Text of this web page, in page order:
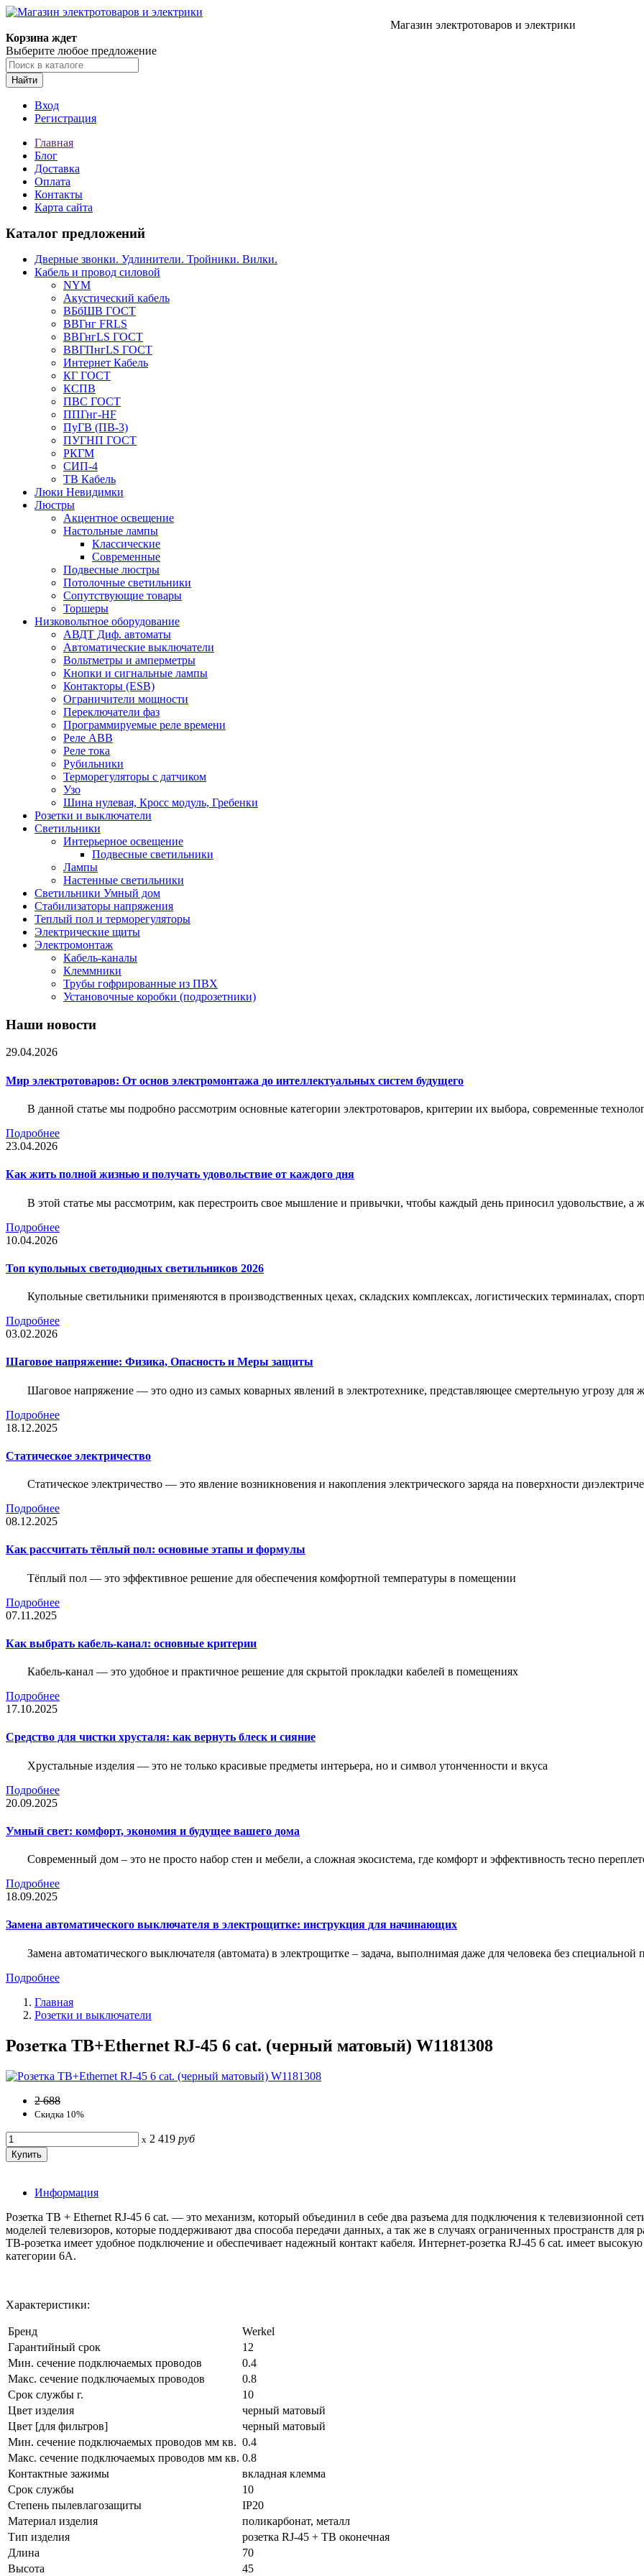
Магазин электротоваров и электрики
Корзина ждет
Выберите любое предложение
Найти
Вход
Регистрация
Главная
Блог
Доставка
Оплата
Контакты
Карта сайта
Каталог предложений
Дверные звонки. Удлинители. Тройники. Вилки.
Кабель и провод силовой
NYM
Акустический кабель
ВБбШВ ГОСТ
ВВГнг FRLS
ВВГнгLS ГОСТ
ВВГПнгLS ГОСТ
Интернет Кабель
КГ ГОСТ
КСПВ
ПВС ГОСТ
ППГнг-HF
ПуГВ (ПВ-3)
ПУГНП ГОСТ
РКГМ
СИП-4
ТВ Кабель
Люки Невидимки
Люстры
Акцентное освещение
Настольные лампы
Классические
Современные
Подвесные люстры
Потолочные светильники
Сопутствующие товары
Торшеры
Низковольтное оборудование
АВДT Диф. автоматы
Автоматические выключатели
Вольтметры и амперметры
Кнопки и сигнальные лампы
Контакторы (ESB)
Ограничители мощности
Переключатели фаз
Программируемые реле времени
Реле ABB
Реле тока
Рубильники
Терморегуляторы с датчиком
Узо
Шина нулевая, Кросс модуль, Гребенки
Розетки и выключатели
Светильники
Интерьерное освещение
Подвесные светильники
Лампы
Настенные светильники
Светильники Умный дом
Стабилизаторы напряжения
Теплый пол и терморегуляторы
Электрические щиты
Электромонтаж
Кабель-каналы
Клеммники
Трубы гофрированные из ПВХ
Установочные коробки (подрозетники)
Наши новости
29.04.2026
Мир электротоваров: От основ электромонтажа до интеллектуальных систем будущего
В данной статье мы подробно рассмотрим основные категории электротоваров, критерии их выбора, современные
Подробнее
23.04.2026
Как жить полной жизнью и получать удовольствие от каждого дня
В этой статье мы рассмотрим, как перестроить свое мышление и привычки, чтобы каждый день приносил удовольствие, а
Подробнее
10.04.2026
Топ купольных светодиодных светильников 2026
Купольные светильники применяются в производственных цехах, складских комплексах, логистических терминалах,
Подробнее
03.02.2026
Шаговое напряжение: Физика, Опасность и Меры защиты
Шаговое напряжение — это одно из самых коварных явлений в электротехнике, представляющее смертельную угрозу для
Подробнее
18.12.2025
Статическое электричество
Статическое электричество — это явление возникновения и накопления электрического заряда на поверхности
Подробнее
08.12.2025
Как рассчитать тёплый пол: основные этапы и формулы
Тёплый пол — это эффективное решение для обеспечения комфортной температуры в помещении
Подробнее
07.11.2025
Как выбрать кабель-канал: основные критерии
Кабель-канал — это удобное и практичное решение для скрытой прокладки кабелей в помещениях
Подробнее
17.10.2025
Средство для чистки хрусталя: как вернуть блеск и сияние
Хрустальные изделия — это не только красивые предметы интерьера, но и символ утонченности и вкуса
Подробнее
20.09.2025
Умный свет: комфорт, экономия и будущее вашего дома
Современный дом – это не просто набор стен и мебели, а сложная экосистема, где комфорт и эффективность тесно
Подробнее
18.09.2025
Замена автоматического выключателя в электрощитке: инструкция для начинающих
Замена автоматического выключателя (автомата) в электрощитке – задача, выполнимая даже для человека без специальной
Подробнее
Главная
Розетки и выключатели
Розетка ТВ+Ethernet RJ-45 6 cat. (черный матовый) W1181308
2 688
Скидка 10%
x 2 419 руб
Информация
Розетка ТВ + Ethernet RJ-45 6 cat. — это механизм, который объединил в себе два разъема для подключения к телевизионной
моделей телевизоров, которые поддерживают два способа передачи данных, а так же в случаях ограниченных пространств для
ТВ-розетка имеет удобное подключение и обеспечивает надежный контакт кабеля. Интернет-розетка RJ-45 6 cat. имеет
категории 6А.
Характеристики:
Бренд
Werkel
Гарантийный срок
12
Мин. сечение подключаемых проводов
0.4
Макс. сечение подключаемых проводов
0.8
Срок службы г.
10
Цвет изделия
черный матовый
Цвет [для фильтров]
черный матовый
Мин. сечение подключаемых проводов мм кв. 0.4
Макс. сечение подключаемых проводов мм кв. 0.8
Контактные зажимы
вкладная клемма
Срок службы
10
Степень пылевлагозащиты
IP20
Материал изделия
поликарбонат, металл
Тип изделия
розетка RJ-45 + ТВ оконечная
Длина
70
Высота
45